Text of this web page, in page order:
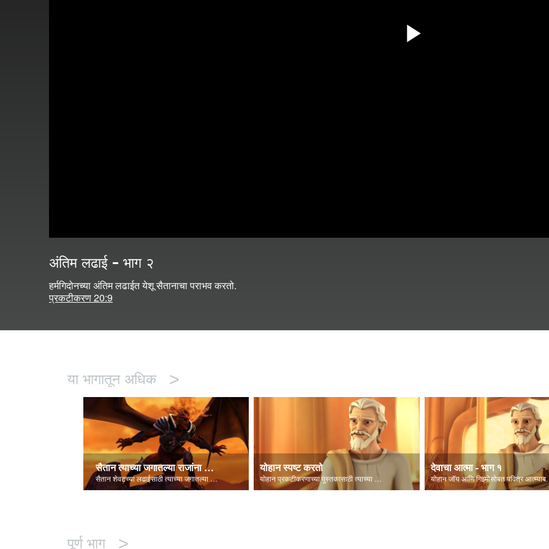
अंतिम लढाई - भाग २
हर्मगिदोनच्या अंतिम लढाईत येशू सैतानाचा पराभव करतो.
प्रकटीकरण 20:9
या भागातून अधिक >
सैतान त्याच्या जगातल्या राजांना पाहतो
सैतान शेवटच्या लढाईसाठी त्याच्या जगातल्या राजांना गोळा करतो - हर्मगिदोन!
योहान स्पष्ट करतो
योहान प्रकटीकरणाच्या पुस्तकासाठी त्याच्या लेखनाबद्दल स्पष्ट करतो.
देवाचा आत्मा - भाग १
योहान जॉय
पूर्ण भाग >